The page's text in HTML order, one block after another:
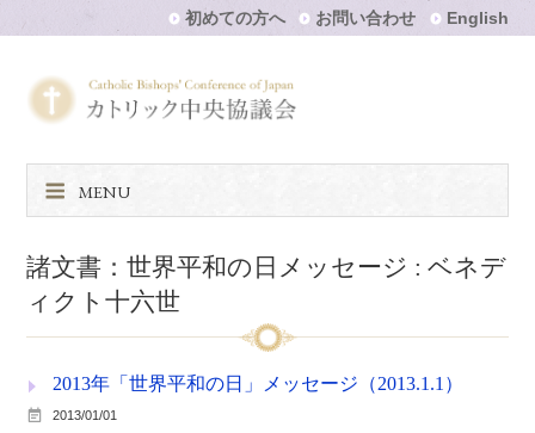
初めての方へ お問い合わせ English
MENU
諸文書：世界平和の日メッセージ : ベネデ
ィクト十六世
2013年「世界平和の日」メッセージ（2013.1.1）
2013/01/01